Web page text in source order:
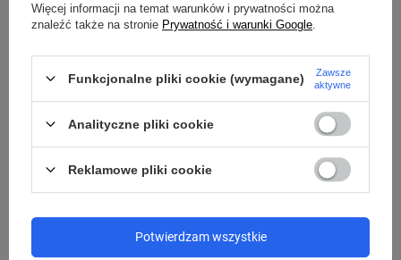
515 100 008
sklep@niedajsieokrasc.pl
Więcej informacji na temat warunków i prywatności można
znaleźć także na stronie Prywatność i warunki Google
Funkcjonalne pliki cookie (wymagane)
Zawsze
aktywne
Analityczne pliki cookie
Reklamowe pliki cookie
Potwierdzam wszystkie